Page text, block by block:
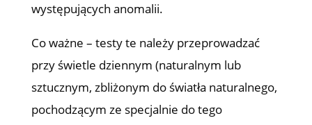
występujących anomalii.
Co ważne – testy te należy przeprowadzać
przy świetle dziennym (naturalnym lub
sztucznym, zbliżonym do światła naturalnego,
pochodzącym ze specjalnie do tego